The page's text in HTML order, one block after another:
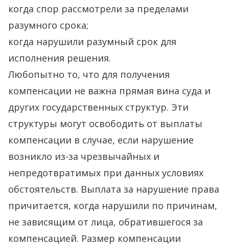
когда спор рассмотрели за пределами
разумного срока;
когда нарушили разумный срок для
исполнения решения.
Любопытно то, что для получения
компенсации не важна прямая вина суда и
других государственных структур. Эти
структуры могут освободить от выплаты
компенсации в случае, если нарушение
возникло из-за чрезвычайных и
непредотвратимых при данных условиях
обстоятельств. Выплата за нарушение права
причитается, когда нарушили по причинам,
не зависящим от лица, обратившегося за
компенсацией. Размер компенсации